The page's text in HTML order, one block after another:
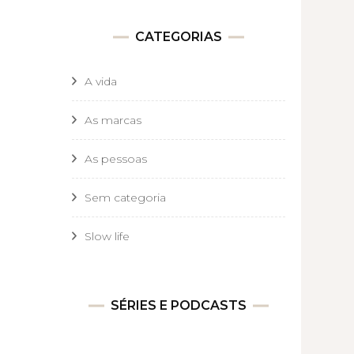
CATEGORIAS
A vida
As marcas
As pessoas
Sem categoria
Slow life
SÉRIES E PODCASTS